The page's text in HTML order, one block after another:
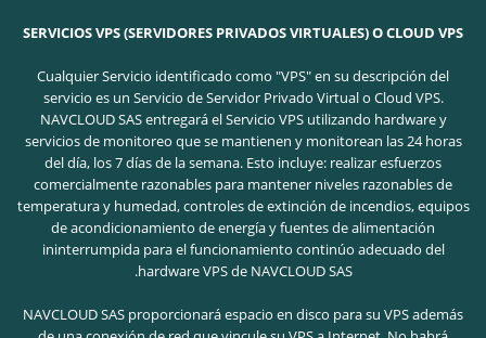
SERVICIOS VPS (SERVIDORES PRIVADOS VIRTUALES) O CLOUD VPS
Cualquier Servicio identificado como "VPS" en su descripción del
servicio es un Servicio de Servidor Privado Virtual o Cloud VPS.
NAVCLOUD SAS entregará el Servicio VPS utilizando hardware y
servicios de monitoreo que se mantienen y monitorean las 24 horas
del día, los 7 días de la semana. Esto incluye: realizar esfuerzos
comercialmente razonables para mantener niveles razonables de
temperatura y humedad, controles de extinción de incendios, equipos
de acondicionamiento de energía y fuentes de alimentación
ininterrumpida para el funcionamiento continúo adecuado del
hardware VPS de NAVCLOUD SAS.
NAVCLOUD SAS proporcionará espacio en disco para su VPS además